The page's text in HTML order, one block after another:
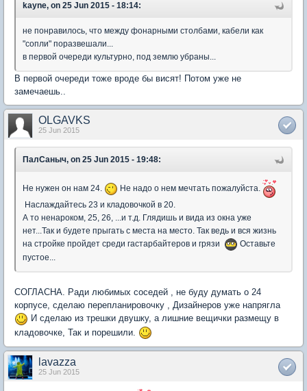
kayne, on 25 Jun 2015 - 18:14:
не понравилось, что между фонарными столбами, кабели как
"сопли" поразвешали...
в первой очереди культурно, под землю убраны...
В первой очереди тоже вроде бы висят! Потом уже не
замечаешь..
OLGAVKS
25 Jun 2015
ПалСаныч, on 25 Jun 2015 - 19:48:
Не нужен он нам 24.
Не надо о нем мечтать пожалуйста.
Наслаждайтесь 23 и кладовочкой в 20.
А то ненароком, 25, 26, ...и т.д. Глядишь и вида из окна уже
нет...Так и будете прыгать с места на место. Так ведь и вся жизнь
на стройке пройдет среди гастарбайтеров и грязи
Оставьте
пустое...
СОГЛАСНА. Ради любимых соседей , не буду думать о 24
корпусе, сделаю перепланировочку , Дизайнеров уже напрягла
И сделаю из трешки двушку, а лишние вещички размещу в
кладовочке, Так и порешили.
lavazza
25 Jun 2015